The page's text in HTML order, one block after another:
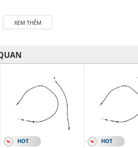
20 năm về cung cấp phụ tùng,
XEM THÊM
HOT HOT